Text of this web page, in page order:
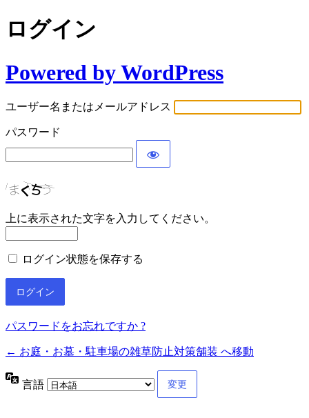
ログイン
Powered by WordPress
ユーザー名またはメールアドレス
パスワード
上に表示された文字を入力してください。
ログイン状態を保存する
パスワードをお忘れですか ?
← お庭・お墓・駐車場の雑草防止対策舗装 へ移動
言語